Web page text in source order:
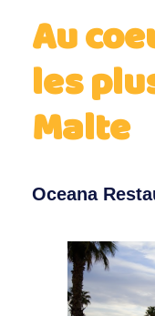
Au
les
Malte
Oceana